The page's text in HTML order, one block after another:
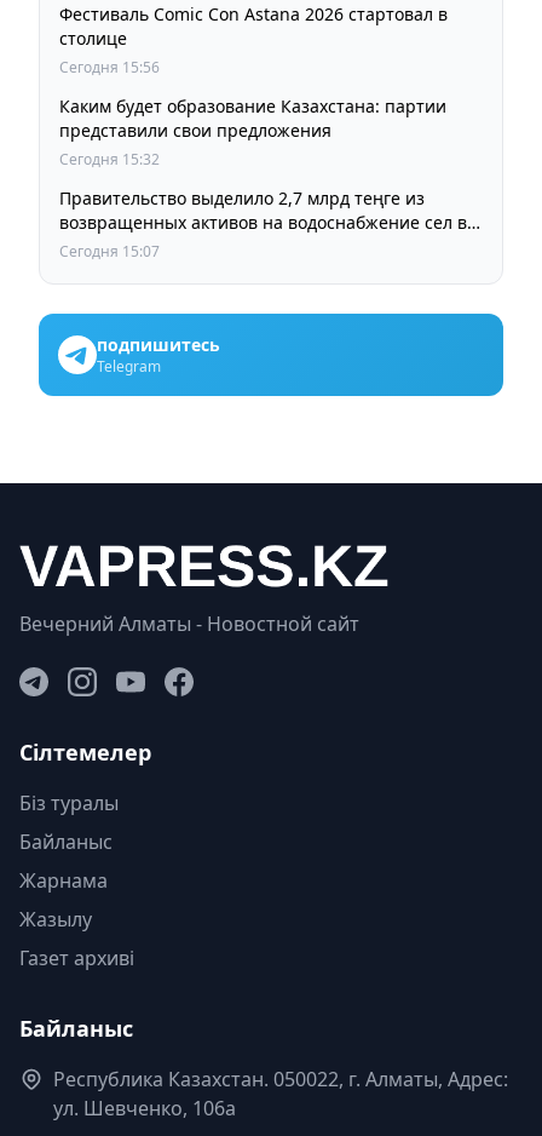
Фестиваль Comic Con Astana 2026 стартовал в
столице
Сегодня 15:56
Каким будет образование Казахстана: партии
представили свои предложения
Сегодня 15:32
Правительство выделило 2,7 млрд теңге из
возвращенных активов на водоснабжение сел в
СКО
Сегодня 15:07
подпишитесь
Telegram
Вечерний Алматы - Новостной сайт
Сілтемелер
Біз туралы
Байланыс
Жарнама
Жазылу
Газет архиві
Байланыс
Республика Казахстан. 050022, г. Алматы, Адрес:
ул. Шевченко, 106а